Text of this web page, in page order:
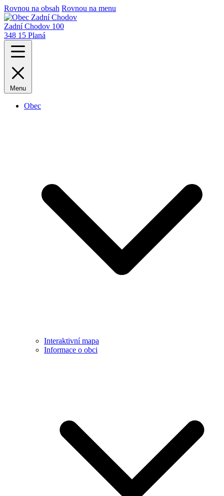
Rovnou na obsah Rovnou na menu
Zadní Chodov 100
348 15 Planá
Menu
Obec
Interaktivní mapa
Informace o obci